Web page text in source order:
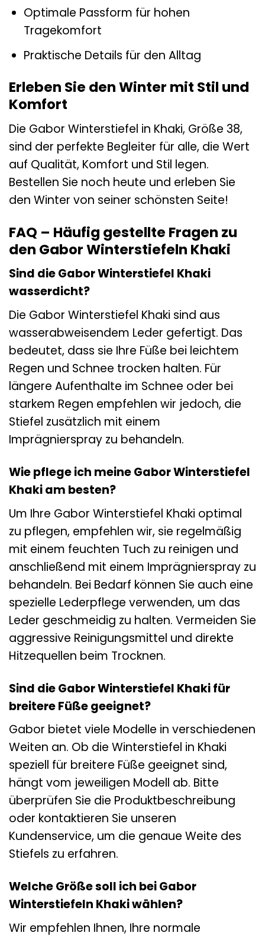
Optimale Passform für hohen
Tragekomfort
Praktische Details für den Alltag
Erleben Sie den Winter mit Stil und
Komfort
Die Gabor Winterstiefel in Khaki, Größe 38,
sind der perfekte Begleiter für alle, die Wert
auf Qualität, Komfort und Stil legen.
Bestellen Sie noch heute und erleben Sie
den Winter von seiner schönsten Seite!
FAQ – Häufig gestellte Fragen zu
den Gabor Winterstiefeln Khaki
Sind die Gabor Winterstiefel Khaki
wasserdicht?
Die Gabor Winterstiefel Khaki sind aus
wasserabweisendem Leder gefertigt. Das
bedeutet, dass sie Ihre Füße bei leichtem
Regen und Schnee trocken halten. Für
längere Aufenthalte im Schnee oder bei
starkem Regen empfehlen wir jedoch, die
Stiefel zusätzlich mit einem
Imprägnierspray zu behandeln.
Wie pflege ich meine Gabor Winterstiefel
Khaki am besten?
Um Ihre Gabor Winterstiefel Khaki optimal
zu pflegen, empfehlen wir, sie regelmäßig
mit einem feuchten Tuch zu reinigen und
anschließend mit einem Imprägnierspray zu
behandeln. Bei Bedarf können Sie auch eine
spezielle Lederpflege verwenden, um das
Leder geschmeidig zu halten. Vermeiden Sie
aggressive Reinigungsmittel und direkte
Hitzequellen beim Trocknen.
Sind die Gabor Winterstiefel Khaki für
breitere Füße geeignet?
Gabor bietet viele Modelle in verschiedenen
Weiten an. Ob die Winterstiefel in Khaki
speziell für breitere Füße geeignet sind,
hängt vom jeweiligen Modell ab. Bitte
überprüfen Sie die Produktbeschreibung
oder kontaktieren Sie unseren
Kundenservice, um die genaue Weite des
Stiefels zu erfahren.
Welche Größe soll ich bei Gabor
Winterstiefeln Khaki wählen?
Wir empfehlen Ihnen, Ihre normale